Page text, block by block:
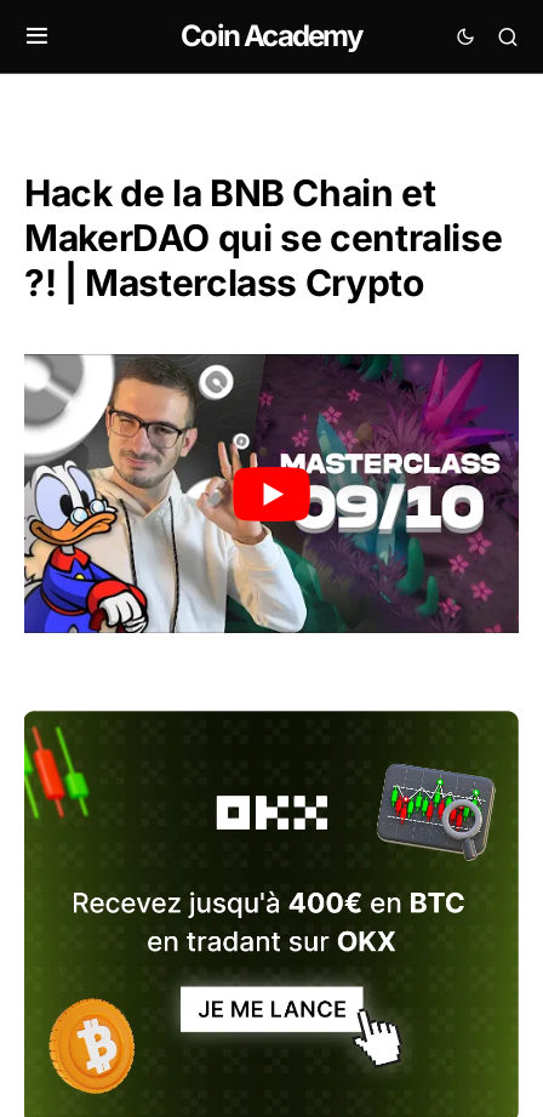
Coin Academy
Hack de la BNB Chain et
MakerDAO qui se centralise
?! | Masterclass Crypto